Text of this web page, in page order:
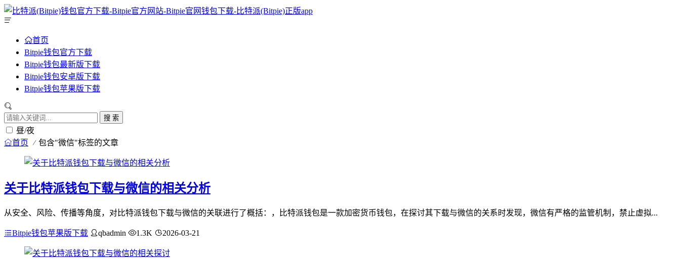
首页
Bitpie钱包官方下载
Bitpie钱包最新版下载
Bitpie钱包安卓版下载
Bitpie钱包苹果版下载
搜 索
昼/夜
首页 包含"微信"标签的文章
关于比特派钱包下载与微信的相关分析
从安全、风险、传播等角度，对比特派钱包下载与微信的关联进行了概括：，比特派钱包是一款加密货币钱包，在探讨其下载与微信的关系时发现，微信有严格的监管机制，禁止虚拟...
Bitpie钱包苹果版下载 qbadmin 1.3K 2026-03-21